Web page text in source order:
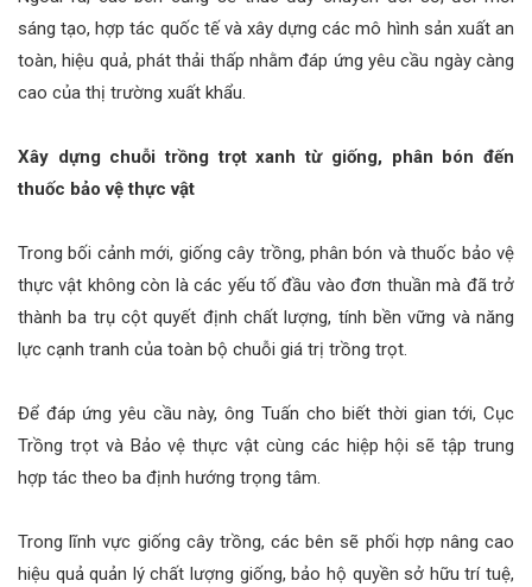
sáng tạo, hợp tác quốc tế và xây dựng các mô hình sản xuất an
toàn, hiệu quả, phát thải thấp nhằm đáp ứng yêu cầu ngày càng
cao của thị trường xuất khẩu.
Xây dựng chuỗi trồng trọt xanh từ giống, phân bón đến
thuốc bảo vệ thực vật
Trong bối cảnh mới, giống cây trồng, phân bón và thuốc bảo vệ
thực vật không còn là các yếu tố đầu vào đơn thuần mà đã trở
thành ba trụ cột quyết định chất lượng, tính bền vững và năng
lực cạnh tranh của toàn bộ chuỗi giá trị trồng trọt.
Để đáp ứng yêu cầu này, ông Tuấn cho biết thời gian tới, Cục
Trồng trọt và Bảo vệ thực vật cùng các hiệp hội sẽ tập trung
hợp tác theo ba định hướng trọng tâm.
Trong lĩnh vực giống cây trồng, các bên sẽ phối hợp nâng cao
hiệu quả quản lý chất lượng giống, bảo hộ quyền sở hữu trí tuệ,